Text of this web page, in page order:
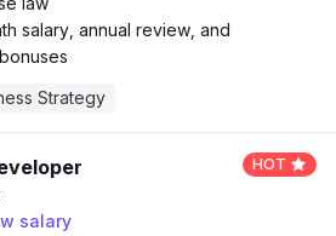
salary, annual review, and
Strategy
HOT
salary